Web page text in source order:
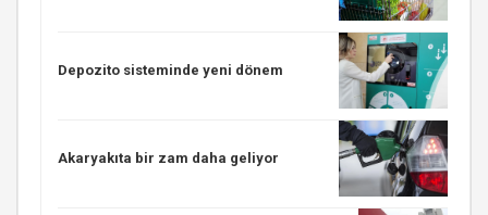
Depozito sisteminde yeni dönem
Akaryakıta bir zam daha geliyor